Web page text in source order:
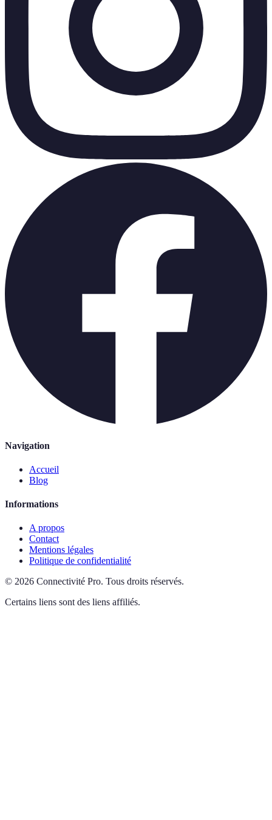
Navigation
Accueil
Blog
Informations
A propos
Contact
Mentions légales
Politique de confidentialité
© 2026 Connectivité Pro. Tous droits réservés.
Certains liens sont des liens affiliés.